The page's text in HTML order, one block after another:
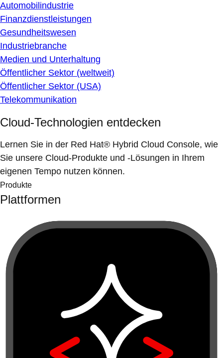
Automobilindustrie
Finanzdienstleistungen
Gesundheitswesen
Industriebranche
Medien und Unterhaltung
Öffentlicher Sektor (weltweit)
Öffentlicher Sektor (USA)
Telekommunikation
Cloud-Technologien entdecken
Lernen Sie in der Red Hat® Hybrid Cloud Console, wie
Sie unsere Cloud-Produkte und -Lösungen in Ihrem
eigenen Tempo nutzen können.
Produkte
Plattformen